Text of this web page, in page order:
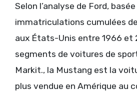
Selon l’analyse de Ford,
immatriculations cumulées
aux États-Unis entre 1966 et
segments de voitures de
Markit., la Mustang est la
plus vendue en Amérique au